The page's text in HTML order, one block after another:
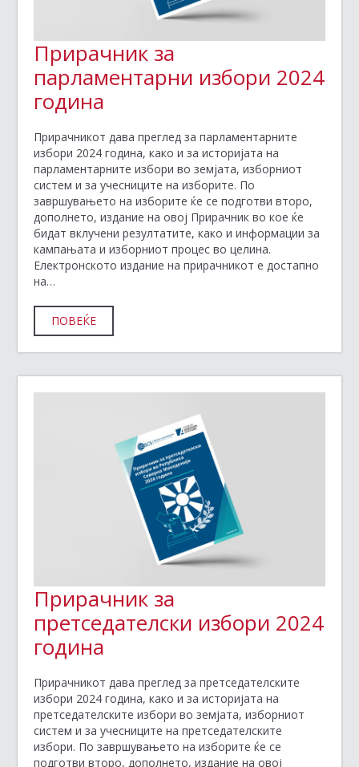
Прирачник за
парламентарни избори 2024
година
Прирачникот дава преглед за парламентарните
избори 2024 година, како и за историјата на
парламентарните избори во земјата, изборниот
систем и за учесниците на изборите. По
завршувањето на изборите ќе се подготви второ,
дополнето, издание на овој Прирачник во кое ќе
бидат вклучени резултатите, како и информации за
кампањата и изборниот процес во целина.
Електронското издание на прирачникот е достапно
на…
ПОВЕЌЕ
Прирачник за
претседателски избори 2024
година
Прирачникот дава преглед за претседателските
избори 2024 година, како и за историјата на
претседателските избори во земјата, изборниот
систем и за учесниците на претседателските
избори. По завршувањето на изборите ќе се
подготви второ, дополнето, издание на овој